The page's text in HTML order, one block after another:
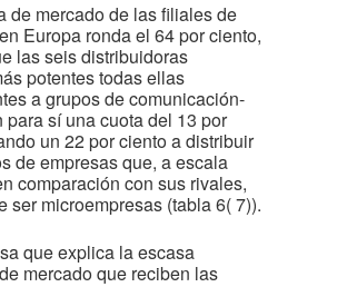
de mercado de las filiales de
Europa ronda el 64 por ciento,
las seis distribuidoras
potentes todas ellas
a grupos de comunicación-
para sí una cuota del 13 por
un 22 por ciento a distribuir
de empresas que, a escala
comparación con sus rivales,
ser microempresas (tabla 6( 7)).
que explica la escasa
mercado que reciben las